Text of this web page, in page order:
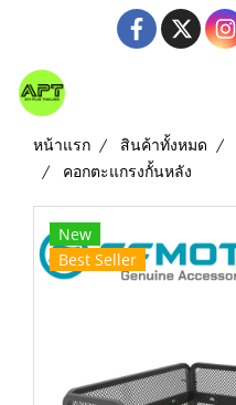
หน้าแรก สินค้าทั้งหมด
คอกตะแกรงกั้นหลัง
New
Best Seller